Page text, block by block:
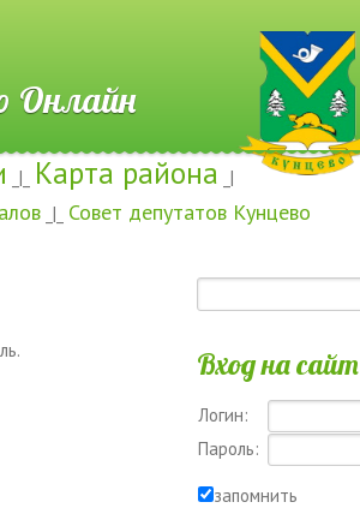
Онлайн
_|_ Карта района _|
_|_ Совет депутатов Кунцево
Вход на сайт
Логин:
Пароль:
запомнить